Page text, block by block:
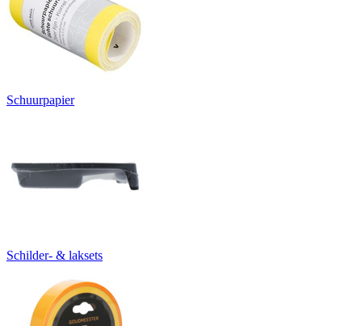
Schuurpapier
Schilder- & laksets